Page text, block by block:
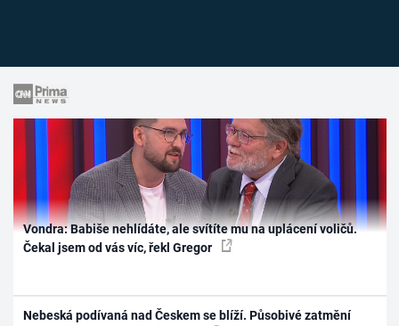
Vondra: Babiše nehlídáte, ale svítíte mu na uplácení voličů.
Čekal jsem od vás víc, řekl Gregor
Nebeská podívaná nad Českem se blíží. Působivé zatmění